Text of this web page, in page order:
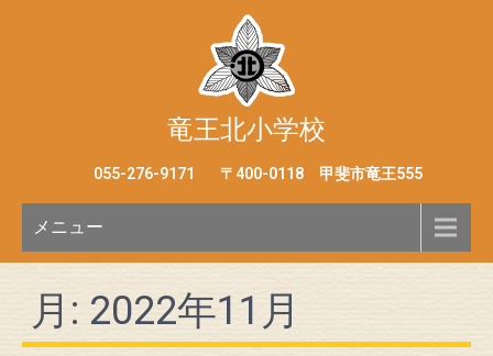
竜王北小学校
055-276-9171 〒400-0118 甲斐市竜王555
メニュー
月: 2022年11月